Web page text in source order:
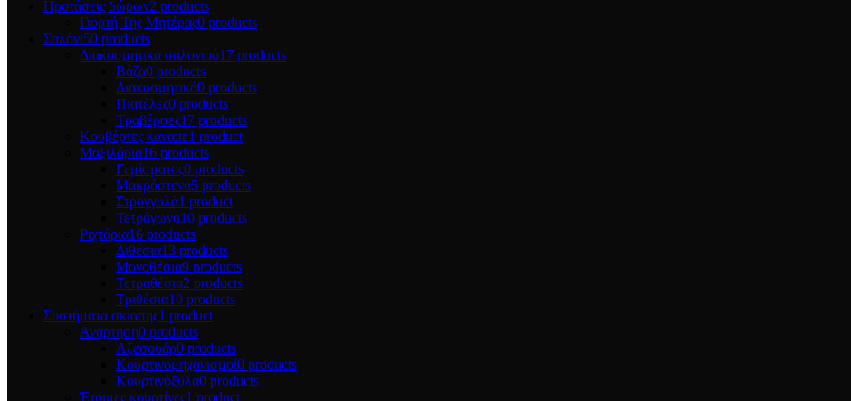
Προτάσεις δώρων2 products
Γιορτή Της Μητέρας0 products
Σαλόνι50 products
Διακοσμητικά σαλονιού17 products
Βάζα0 products
Διακοσμητικά0 products
Πιατέλες0 products
Τραβέρσες17 products
Κουβέρτες καναπέ1 product
Μαξιλάρια16 products
Γεμίσματος0 products
Μακρόστενα5 products
Στρογγυλά1 product
Τετράγωνα10 products
Ριχτάρια16 products
Διθέσια13 products
Μονοθέσια9 products
Τετραθέσια2 products
Τριθέσια10 products
Συστήματα σκίασης1 product
Ανάρτηση0 products
Αξεσουάρ0 products
Κουρτινομηχανισμοί0 products
Κουρτινόξυλα0 products
Έτοιμες κουρτίνες1 product